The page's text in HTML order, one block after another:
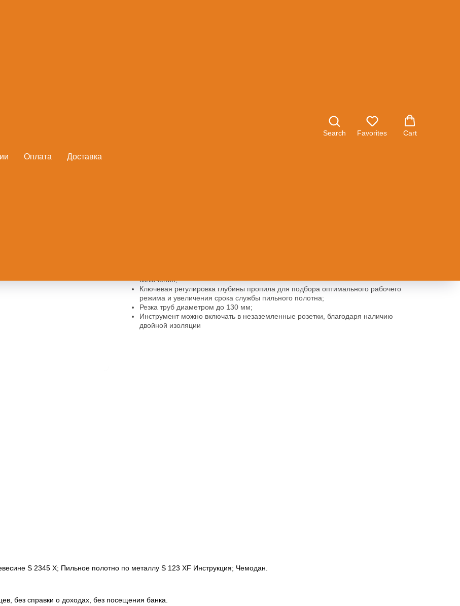
Search Favorites Cart
Оплата Доставка
включения;
Ключевая регулировка глубины пропила для подбора оптимального рабочего
режима и увеличения срока службы пильного полотна;
Резка труб диаметром до 130 мм;
Инструмент можно включать в незаземленные розетки, благодаря наличию
двойной изоляции
S 2345 X; Пильное полотно по металлу S 123 XF Инструкция; Чемодан.
без справки о доходах, без посещения банка.